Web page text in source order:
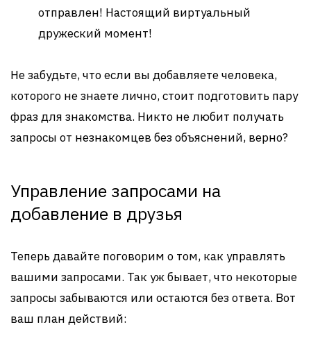
отправлен! Настоящий виртуальный
дружеский момент!
Не забудьте, что если вы добавляете человека,
которого не знаете лично, стоит подготовить пару
фраз для знакомства. Никто не любит получать
запросы от незнакомцев без объяснений, верно?
Управление запросами на
добавление в друзья
Теперь давайте поговорим о том, как управлять
вашими запросами. Так уж бывает, что некоторые
запросы забываются или остаются без ответа. Вот
ваш план действий: